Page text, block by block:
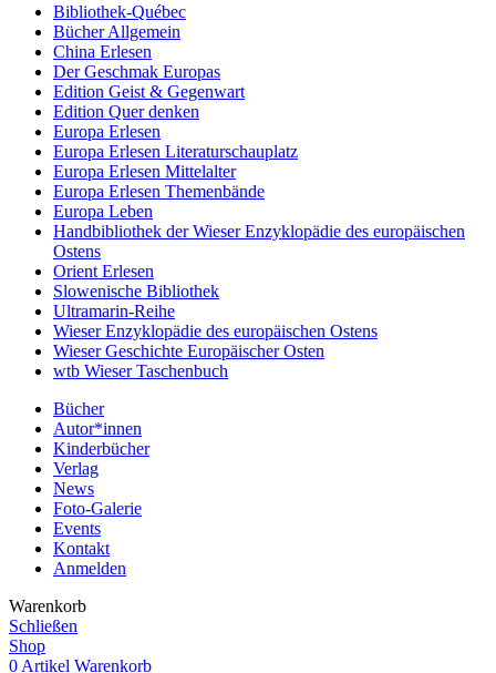
Bibliothek-Québec
Bücher Allgemein
China Erlesen
Der Geschmak Europas
Edition Geist & Gegenwart
Edition Quer denken
Europa Erlesen
Europa Erlesen Literaturschauplatz
Europa Erlesen Mittelalter
Europa Erlesen Themenbände
Europa Leben
Handbibliothek der Wieser Enzyklopädie des europäischen
Ostens
Orient Erlesen
Slowenische Bibliothek
Ultramarin-Reihe
Wieser Enzyklopädie des europäischen Ostens
Wieser Geschichte Europäischer Osten
wtb Wieser Taschenbuch
Bücher
Autor*innen
Kinderbücher
Verlag
News
Foto-Galerie
Events
Kontakt
Anmelden
Warenkorb
Schließen
Shop
0 Artikel Warenkorb